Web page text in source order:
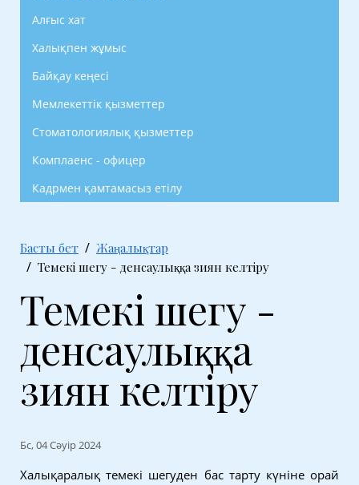
Алғыс хат
Халықпен жұмыс
Байқау кеңесі
Мемлекеттік қызметтер
Стоматологиялық қызметтер
Комплаенс - офицер
Кадрмен қамтамасыз етілу
Басты бет
Жаңалықтар
Темекі шегу - денсаулыққа зиян келтіру
Темекі шегу -
денсаулыққа
зиян келтіру
Бс, 04 Сәуір 2024
Халықаралық темекі шегуден бас тарту күніне орай